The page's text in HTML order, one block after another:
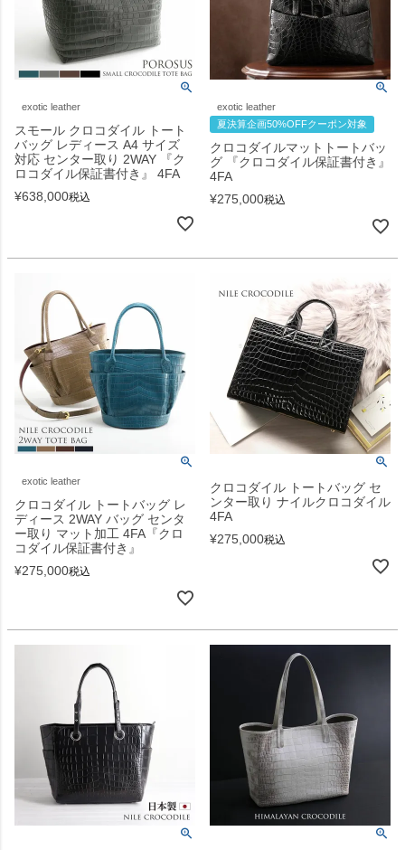
exotic leather
スモール クロコダイル トート
バッグ レディース A4 サイズ
対応 センター取り 2WAY 『ク
ロコダイル保証書付き』 4FA
¥638,000税込
exotic leather
夏決算企画50%OFFクーポン対象
クロコダイルマットトートバッ
グ 『クロコダイル保証書付き』
4FA
¥275,000税込
exotic leather
クロコダイル トートバッグ レ
ディース 2WAY バッグ センタ
ー取り マット加工 4FA『クロ
コダイル保証書付き』
¥275,000税込
クロコダイル トートバッグ セ
ンター取り ナイルクロコダイル
4FA
¥275,000税込